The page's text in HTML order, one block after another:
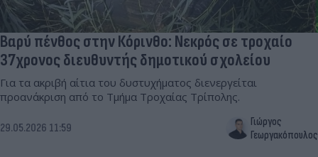
Βαρύ πένθος στην Κόρινθο: Νεκρός σε τροχαίο
37χρονος διευθυντής δημοτικού σχολείου
Για τα ακριβή αίτια του δυστυχήματος διενεργείται
προανάκριση από το Τμήμα Τροχαίας Τρίπολης.
29.05.2026 11:59
Γιώργος
Γεωργακόπουλος